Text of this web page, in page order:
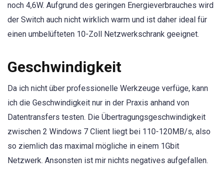
noch 4,6W. Aufgrund des geringen Energieverbrauches wird
der Switch auch nicht wirklich warm und ist daher ideal für
einen umbelüfteten 10-Zoll Netzwerkschrank geeignet.
Geschwindigkeit
Da ich nicht über professionelle Werkzeuge verfüge, kann
ich die Geschwindigkeit nur in der Praxis anhand von
Datentransfers testen. Die Übertragungsgeschwindigkeit
zwischen 2 Windows 7 Client liegt bei 110-120MB/s, also
so ziemlich das maximal mögliche in einem 1Gbit
Netzwerk. Ansonsten ist mir nichts negatives aufgefallen.